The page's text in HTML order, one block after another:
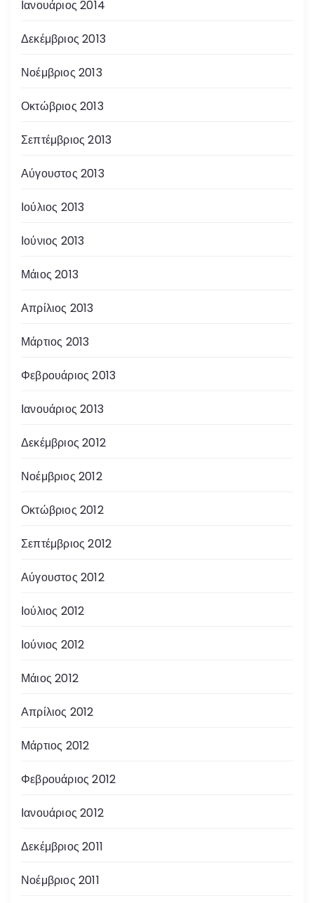
Ιανουάριος 2014
Δεκέμβριος 2013
Νοέμβριος 2013
Οκτώβριος 2013
Σεπτέμβριος 2013
Αύγουστος 2013
Ιούλιος 2013
Ιούνιος 2013
Μάιος 2013
Απρίλιος 2013
Μάρτιος 2013
Φεβρουάριος 2013
Ιανουάριος 2013
Δεκέμβριος 2012
Νοέμβριος 2012
Οκτώβριος 2012
Σεπτέμβριος 2012
Αύγουστος 2012
Ιούλιος 2012
Ιούνιος 2012
Μάιος 2012
Απρίλιος 2012
Μάρτιος 2012
Φεβρουάριος 2012
Ιανουάριος 2012
Δεκέμβριος 2011
Νοέμβριος 2011